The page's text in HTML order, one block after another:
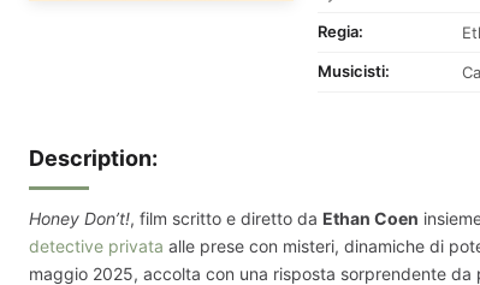
Regia:
Musicisti:
Description:
Honey Don’t!, film scritto e diretto da Ethan Coen
detective privata alle prese con misteri, dinamiche di
maggio 2025, accolta con una risposta sorprendente